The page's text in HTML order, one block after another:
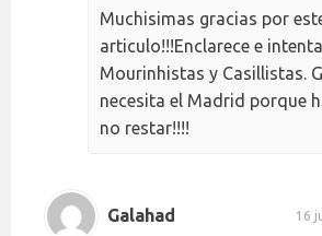
Muchisimas gracias por
articulo!!!Enclarece e
Mourinhistas y Casillistas.
necesita el Madrid porque
no restar!!!!
Galahad 16